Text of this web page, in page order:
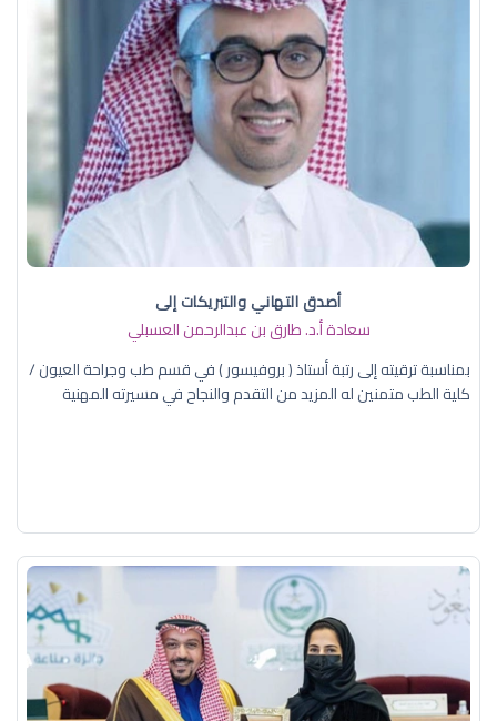
أصدق التهاني والتبريكات إلى
سعادة أ.د. ​طارق بن عبدالرحمن العسبلي
بمناسبة ترقيته إلى رتبة أستاذ ( بروفيسور ) في قسم طب وجراحة العيون /
كلية الطب متمنين له المزيد من التقدم والنجاح في مسيرته المهنية